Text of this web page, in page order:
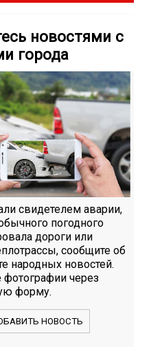
новостями с
города
свидетелем аварии,
погодного
дороги или
сообщите об
народных новостей.
фотографии через
форму.
НОВОСТЬ